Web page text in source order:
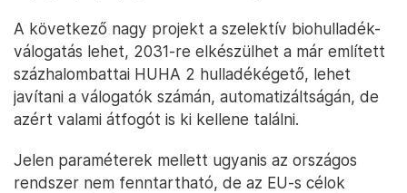
A következő nagy projekt a szelektív biohulladék-
válogatás lehet, 2031-re elkészülhet a már említett
százhalombattai HUHA 2 hulladékégető, lehet
javítani a válogatók számán, automatizáltságán, de
azért valami átfogót is ki kellene találni.
Jelen paraméterek mellett ugyanis az országos
rendszer nem fenntartható, de az EU-s célok